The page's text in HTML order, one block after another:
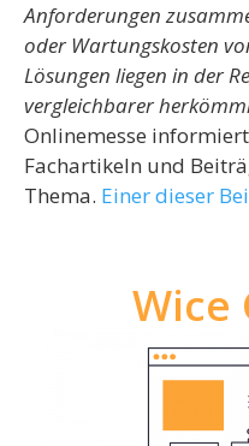
Anforderungen
oder Wartungskosten
Lösungen liegen in der
vergleichbarer
Onlinemesse
Fachartikeln und
Thema. Einer dieser
Wice